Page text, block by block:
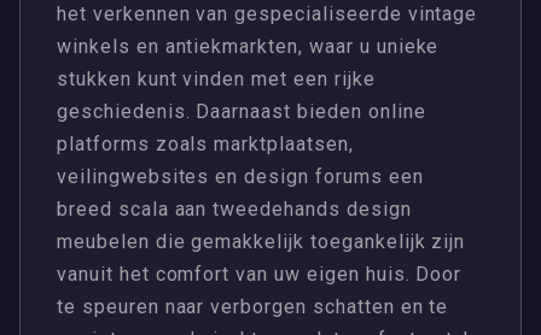
het verkennen van gespecialiseerde vintage
winkels en antiekmarkten, waar u unieke
stukken kunt vinden met een rijke
geschiedenis. Daarnaast bieden online
platforms zoals marktplaatsen,
veilingwebsites en design forums een
breed scala aan tweedehands design
meubelen die gemakkelijk toegankelijk zijn
vanuit het comfort van uw eigen huis. Door
te speuren naar verborgen schatten en te